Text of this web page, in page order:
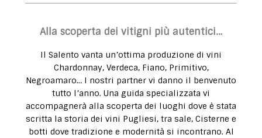
Alla scoperta dei vitigni più autentici…
Il Salento vanta un’ottima produzione di vini
Chardonnay, Verdeca, Fiano, Primitivo,
Negroamaro… I nostri partner vi danno il benvenuto
tutto l’anno. Una guida specializzata vi
accompagnerà alla scoperta dei luoghi dove è stata
scritta la storia dei vini Pugliesi, tra sale, Cisterne e
botti dove tradizione e modernità si incontrano. Al